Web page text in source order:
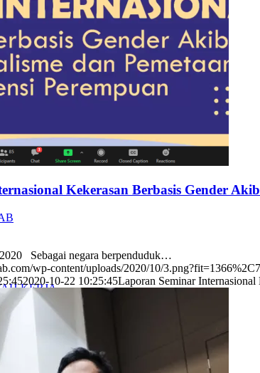
KRITIS
KERJA
Kekerasan Berbasis Gender
Sebagai negara berpenduduk…
wp-content/uploads/2020/10/
2020-10-22 10:25:45Laporan Seminar Internasional